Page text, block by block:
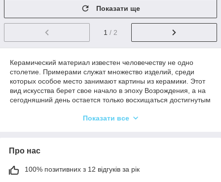
Показати ще
1 / 2
Керамический материал известен человечеству не одно
столетие. Примерами служат множество изделий, среди
которых особое место занимают картины из керамики. Этот
вид искусства берет свое начало в эпоху Возрождения, а на
сегодняшний день остается только восхищаться достигнутым
картину квадратной, прямоугольной или круглой формы и
оригинальным декором для дома
переваги, такі як:
Показати все
Про нас
100% позитивних з 12 відгуків за рік